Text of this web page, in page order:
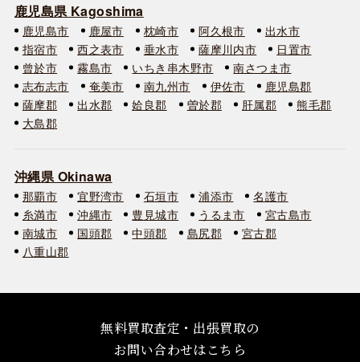
鹿児島県 Kagoshima
鹿児島市 鹿屋市 枕崎市 阿久根市
出水市
指宿市
西之表市 垂水市 薩摩川内市
日置市
曾於市
霧島市 いちき串木野市
南さつま市
志布志市
奄美市 南九州市 伊佐市
鹿児島郡
薩摩郡
出水郡 姶良郡 曽於郡 肝属郡
熊毛郡
大島郡
沖縄県 Okinawa
那覇市 宜野湾市 石垣市 浦添市
名護市
糸満市
沖縄市 豊見城市 うるま市
宮古島市
南城市
国頭郡 中頭郡 島尻郡
宮古郡
八重山郡
無料買取査定・出張買取の
お問い合わせはこちら